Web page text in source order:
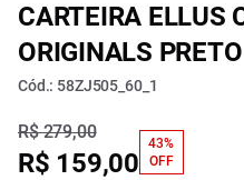
CARTEIRA ELLUS
ORIGINALS PRETO
Cód.: 58ZJ505_60_1
R$ 279,00
R$ 159,00
43%
OFF